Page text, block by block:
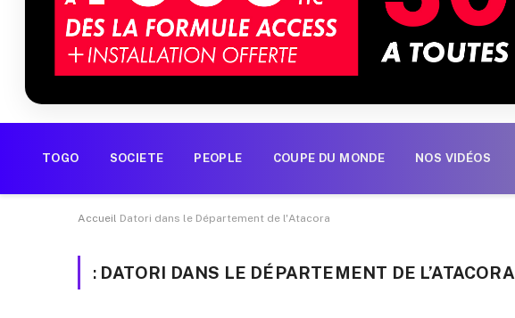
TOGO SOCIETE PEOPLE COUPE DU MONDE NOS VIDÉOS
Accueil Datori dans le Département de l'Atacora
: DATORI DANS LE DÉPARTEMENT DE L’ATACORA